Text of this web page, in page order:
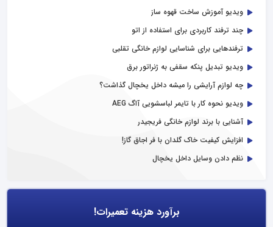
ویدیو آموزش ساخت قهوه ساز
چند ترفند کاربردی برای استفاده از اتو
ترفندهایی برای شناسایی لوازم خانگی تقلبی
ویدیو تبدیل پنکه سقفی به ژنراتور برق
چه لوازم آرایشی را میشه داخل یخچال گذاشت؟
ویدیو نحوه کار با تایمر لباسشویی آاگ AEG
آشنایی با برند لوازم خانگی فریجیدر
افزایش کیفیت خاک گلدان با فر اجاق گاز!
نظم دادن وسایل داخل یخچال
برآورد هزینه تعمیرات!